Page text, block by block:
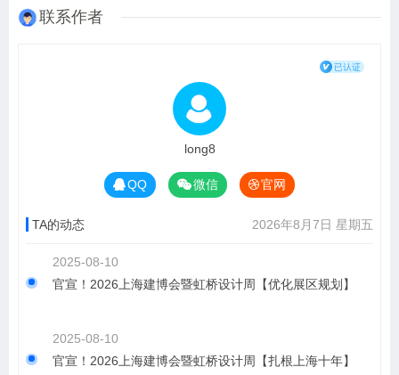
联系作者
long8
QQ 微信 官网
TA的动态 2026年8月7日 星期五
2025-08-10
官宣！2026上海建博会暨虹桥设计周【优化展区规划】
2025-08-10
官宣！2026上海建博会暨虹桥设计周【扎根上海十年】